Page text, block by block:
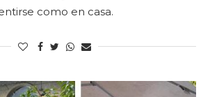
como en casa.